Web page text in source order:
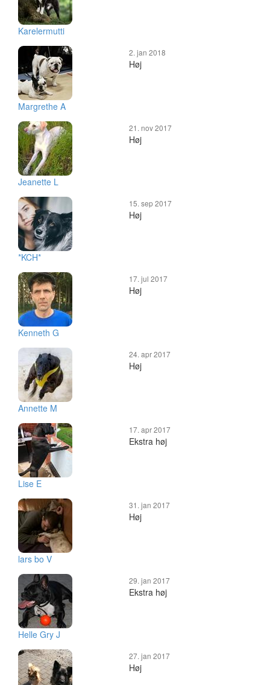
Karelermutti
Margrethe A
2. jan 2018
Høj
Jeanette L
21. nov 2017
Høj
*KCH*
15. sep 2017
Høj
Kenneth G
17. jul 2017
Høj
Annette M
24. apr 2017
Høj
Lise E
17. apr 2017
Ekstra høj
lars bo V
31. jan 2017
Høj
Helle Gry J
29. jan 2017
Ekstra høj
27. jan 2017
Høj